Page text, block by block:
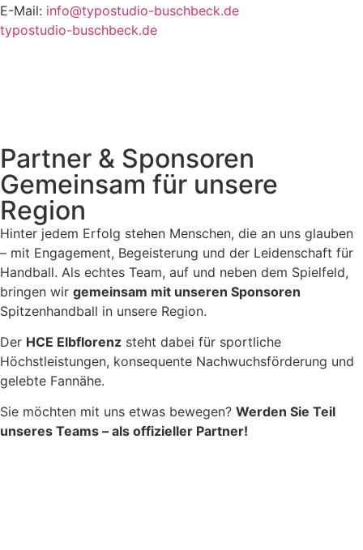
E-Mail: info@typostudio-buschbeck.de
typostudio-buschbeck.de
Partner & Sponsoren
Gemeinsam für unsere
Region
Hinter jedem Erfolg stehen Menschen, die an uns glauben
– mit Engagement, Begeisterung und der Leidenschaft für
Handball. Als echtes Team, auf und neben dem Spielfeld,
bringen wir gemeinsam mit unseren Sponsoren
Spitzenhandball in unsere Region.
Der HCE Elbflorenz steht dabei für sportliche
Höchstleistungen, konsequente Nachwuchsförderung und
gelebte Fannähe.
Sie möchten mit uns etwas bewegen? Werden Sie Teil
unseres Teams – als offizieller Partner!